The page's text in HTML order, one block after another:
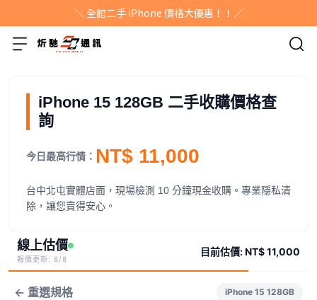
＼ 全館二手 iPhone 價格大優惠！！／
iPhone 15 128GB 二手收購價格查
詢
今日最高行情： NT$ 11,000
台中北屯實體店面，現場檢測 10 分鐘現金收購。專業隱私清
除，讓您賣得安心。
線上估價
報價更新: 8/8
目前估價:NT$ 11,000
← 重選規格 iPhone 15 128GB